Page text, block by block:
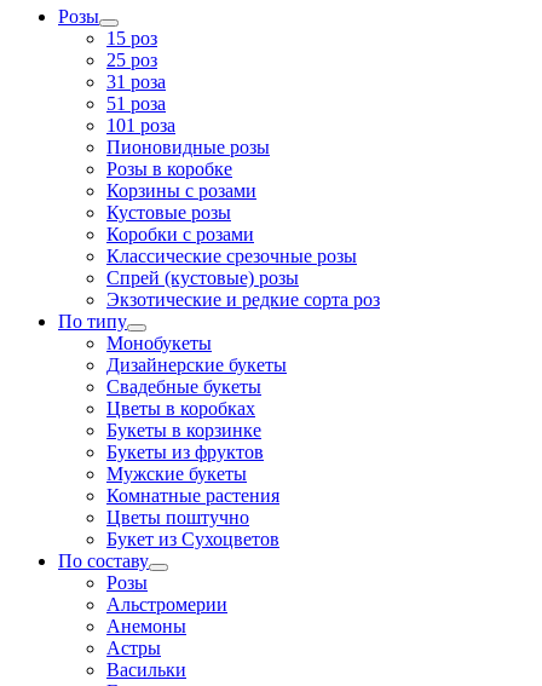
Розы
15 роз
25 роз
31 роза
51 роза
101 роза
Пионовидные розы
Розы в коробке
Корзины с розами
Кустовые розы
Коробки с розами
Классические срезочные розы
Спрей (кустовые) розы
Экзотические и редкие сорта роз
По типу
Монобукеты
Дизайнерские букеты
Свадебные букеты
Цветы в коробках
Букеты в корзинке
Букеты из фруктов
Мужские букеты
Комнатные растения
Цветы поштучно
Букет из Сухоцветов
По составу
Розы
Альстромерии
Анемоны
Астры
Васильки